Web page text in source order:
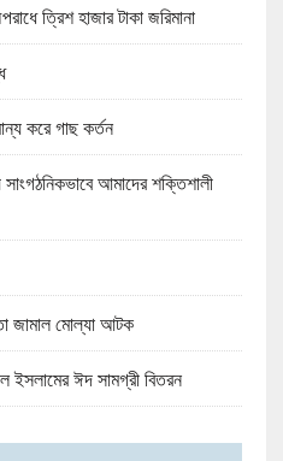
ত্রিশ হাজার টাকা জরিমানা
করে গাছ কর্তন
আমাদের শক্তিশালী
জামাল মোল্যা আটক
ইসলামের ঈদ সামগ্রী বিতরন